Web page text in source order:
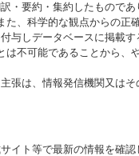
要約・集約したもので
、科学的な観点からの正
しデータベースに掲載
不可能であることから、
は、情報発信機関又はそ
ト等で最新の情報を確